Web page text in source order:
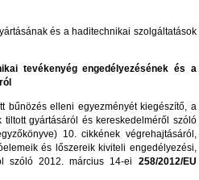
és a haditechnikai szolgáltatások
tevékenyég engedélyezésének és a
bűnözés elleni egyezményét kiegészítő, a
gyártásáról és kereskedelméről szóló
10. cikkének végrehajtásáról,
és lőszereik kiviteli engedélyezési,
szóló 2012. március 14-ei 258/2012/EU